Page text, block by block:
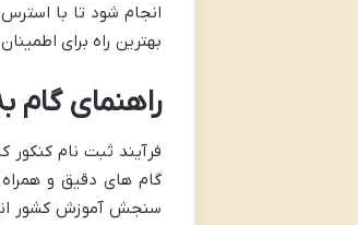
انجام شود تا با
بهترین راه برای
راهنمای گام
فرآیند ثبت نام کنکور
گام های دقیق و
سنجش آموزش کشور